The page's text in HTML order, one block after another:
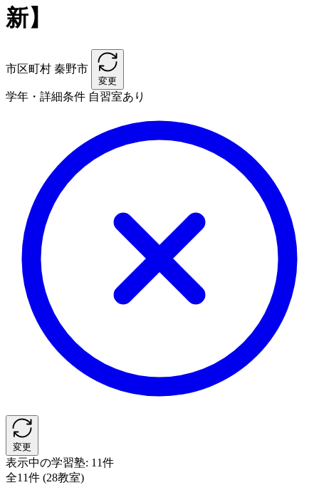
新】
市区町村 秦野市
変更
学年・詳細条件 自習室あり
変更
表示中の学習塾: 11件
全11件 (28教室)